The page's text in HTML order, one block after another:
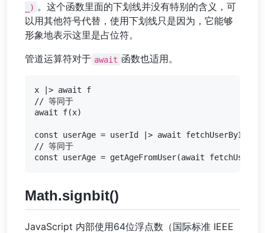
_) 。这个函数里面的下划线并没有特别的含义，可
以用其他符号代替，使用下划线只是因为，它能够
形象地表示这里是占位符。
管道运算符对于 await 函数也适用。
x |> await f
// 等同于
await f(x)
const userAge = userId |> await fetchUserById |>
// 等同于
Math.signbit()
JavaScript 内部使用64位浮点数（国际标准 IEEE